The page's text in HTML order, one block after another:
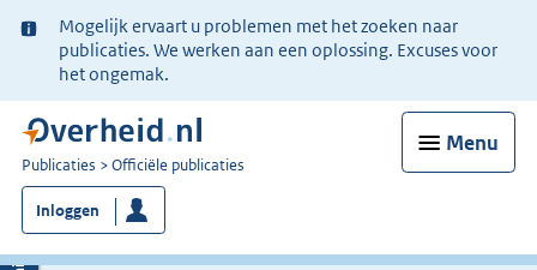
Ter
informatie:
Mogelijk ervaart u problemen met het zoeken naar
publicaties. We werken aan een oplossing. Excuses voor
het ongemak.
Menu
U
bent
nu
hier:
Publicaties Officiële publicaties
Inloggen